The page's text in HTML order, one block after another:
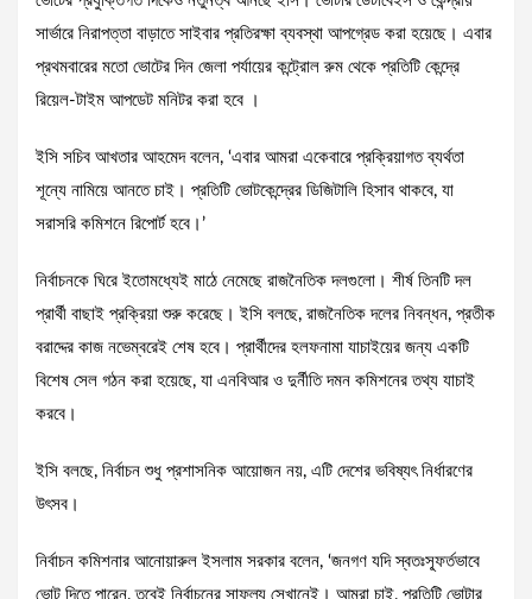
সার্ভারে নিরাপত্তা বাড়াতে সাইবার প্রতিরক্ষা ব্যবস্থা আপগ্রেড করা হয়েছে। এবার
প্রথমবারের মতো ভোটের দিন জেলা পর্যায়ের কন্ট্রোল রুম থেকে প্রতিটি কেন্দ্রে
রিয়েল-টাইম আপডেট মনিটর করা হবে ।
ইসি সচিব আখতার আহমেদ বলেন, ‘এবার আমরা একেবারে প্রক্রিয়াগত ব্যর্থতা
শূন্যে নামিয়ে আনতে চাই। প্রতিটি ভোটকেন্দ্রের ডিজিটালি হিসাব থাকবে, যা
সরাসরি কমিশনে রিপোর্ট হবে।’
নির্বাচনকে ঘিরে ইতোমধ্যেই মাঠে নেমেছে রাজনৈতিক দলগুলো। শীর্ষ তিনটি দল
প্রার্থী বাছাই প্রক্রিয়া শুরু করেছে। ইসি বলছে, রাজনৈতিক দলের নিবন্ধন, প্রতীক
বরাদ্দের কাজ নভেম্বরেই শেষ হবে। প্রার্থীদের হলফনামা যাচাইয়ের জন্য একটি
বিশেষ সেল গঠন করা হয়েছে, যা এনবিআর ও দুর্নীতি দমন কমিশনের তথ্য যাচাই
করবে।
ইসি বলছে, নির্বাচন শুধু প্রশাসনিক আয়োজন নয়, এটি দেশের ভবিষ্যৎ নির্ধারণের
উৎসব।
নির্বাচন কমিশনার আনোয়ারুল ইসলাম সরকার বলেন, ‘জনগণ যদি স্বতঃস্ফূর্তভাবে
ভোট দিতে পারেন, তবেই নির্বাচনের সাফল্য সেখানেই। আমরা চাই, প্রতিটি ভোটার